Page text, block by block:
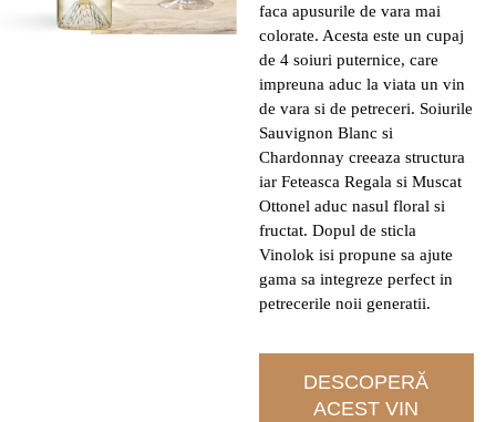
faca apusurile de vara mai
colorate. Acesta este un cupaj
de 4 soiuri puternice, care
impreuna aduc la viata un vin
de vara si de petreceri. Soiurile
Sauvignon Blanc si
Chardonnay creeaza structura
iar Feteasca Regala si Muscat
Ottonel aduc nasul floral si
fructat. Dopul de sticla
Vinolok isi propune sa ajute
gama sa integreze perfect in
petrecerile noii generatii.
DESCOPERĂ
ACEST VIN